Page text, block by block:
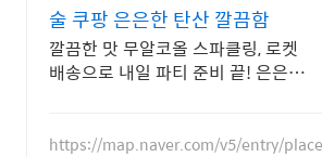
술 쿠팡 은은한 탄산 깔끔함
깔끔한 맛 무알코올 스파클링, 로켓
배송으로 내일 파티 준비 끝! 은은한
https://map.naver.com/v5/entry/